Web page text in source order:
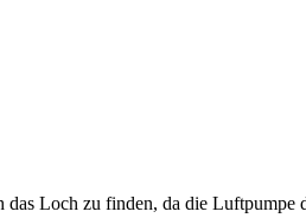
Loch zu finden, da die Luftpumpe